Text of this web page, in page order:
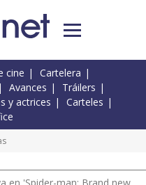
cine
Cartelera
Avances
Tráilers
y actrices
Carteles